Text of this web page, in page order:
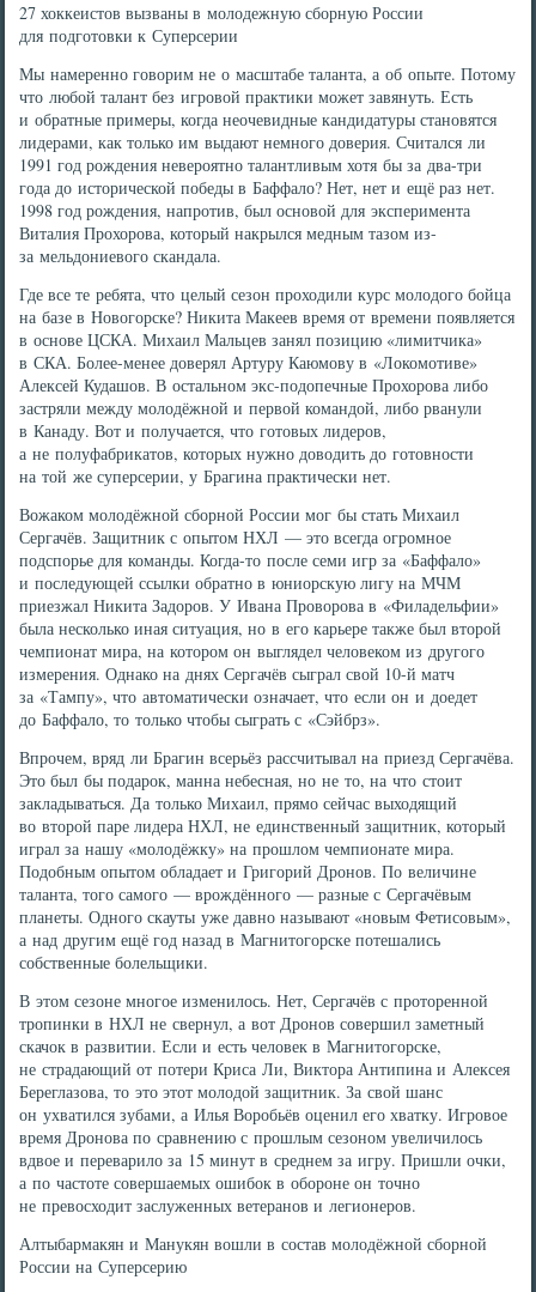
27 хоккеистов вызваны в молодежную сборную России
для подготовки к Суперсерии
Мы намеренно говорим не о масштабе таланта, а об опыте. Потому
что любой талант без игровой практики может завянуть. Есть
и обратные примеры, когда неочевидные кандидатуры становятся
лидерами, как только им выдают немного доверия. Считался ли
1991 год рождения невероятно талантливым хотя бы за два-три
года до исторической победы в Баффало? Нет, нет и ещё раз нет.
1998 год рождения, напротив, был основой для эксперимента
Виталия Прохорова, который накрылся медным тазом из-
за мельдониевого скандала.
Где все те ребята, что целый сезон проходили курс молодого бойца
на базе в Новогорске? Никита Макеев время от времени появляется
в основе ЦСКА. Михаил Мальцев занял позицию «лимитчика»
в СКА. Более-менее доверял Артуру Каюмову в «Локомотиве»
Алексей Кудашов. В остальном экс-подопечные Прохорова либо
застряли между молодёжной и первой командой, либо рванули
в Канаду. Вот и получается, что готовых лидеров,
а не полуфабрикатов, которых нужно доводить до готовности
на той же суперсерии, у Брагина практически нет.
Вожаком молодёжной сборной России мог бы стать Михаил
Сергачёв. Защитник с опытом НХЛ — это всегда огромное
подспорье для команды. Когда-то после семи игр за «Баффало»
и последующей ссылки обратно в юниорскую лигу на МЧМ
приезжал Никита Задоров. У Ивана Проворова в «Филадельфии»
была несколько иная ситуация, но в его карьере также был второй
чемпионат мира, на котором он выглядел человеком из другого
измерения. Однако на днях Сергачёв сыграл свой 10-й матч
за «Тампу», что автоматически означает, что если он и доедет
до Баффало, то только чтобы сыграть с «Сэйбрз».
Впрочем, вряд ли Брагин всерьёз рассчитывал на приезд Сергачёва.
Это был бы подарок, манна небесная, но не то, на что стоит
закладываться. Да только Михаил, прямо сейчас выходящий
во второй паре лидера НХЛ, не единственный защитник, который
играл за нашу «молодёжку» на прошлом чемпионате мира.
Подобным опытом обладает и Григорий Дронов. По величине
таланта, того самого — врождённого — разные с Сергачёвым
планеты. Одного скауты уже давно называют «новым Фетисовым»,
а над другим ещё год назад в Магнитогорске потешались
собственные болельщики.
В этом сезоне многое изменилось. Нет, Сергачёв с проторенной
тропинки в НХЛ не свернул, а вот Дронов совершил заметный
скачок в развитии. Если и есть человек в Магнитогорске,
не страдающий от потери Криса Ли, Виктора Антипина и Алексея
Береглазова, то это этот молодой защитник. За свой шанс
он ухватился зубами, а Илья Воробьёв оценил его хватку. Игровое
время Дронова по сравнению с прошлым сезоном увеличилось
вдвое и переварило за 15 минут в среднем за игру. Пришли очки,
а по частоте совершаемых ошибок в обороне он точно
не превосходит заслуженных ветеранов и легионеров.
Алтыбармакян и Манукян вошли в состав молодёжной сборной
России на Суперсерию